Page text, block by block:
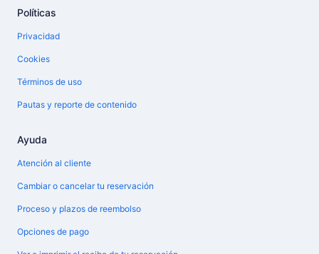
Políticas
Privacidad
Cookies
Términos de uso
Pautas y reporte de contenido
Ayuda
Atención al cliente
Cambiar o cancelar tu reservación
Proceso y plazos de reembolso
Opciones de pago